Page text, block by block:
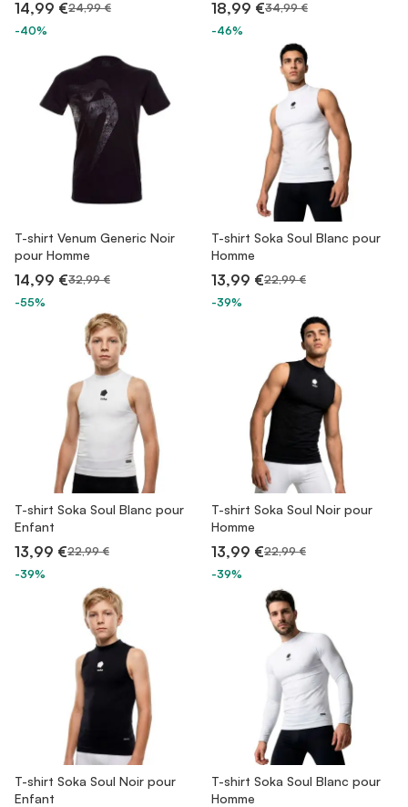
14,99 €24,99 €
-40%
18,99 €34,99 €
-46%
T-shirt Venum Generic Noir
pour Homme
14,99 €32,99 €
-55%
T-shirt Soka Soul Blanc pour
Homme
13,99 €22,99 €
-39%
T-shirt Soka Soul Blanc pour
Enfant
13,99 €22,99 €
-39%
T-shirt Soka Soul Noir pour
Homme
13,99 €22,99 €
-39%
T-shirt Soka Soul Noir pour
Enfant
T-shirt Soka Soul Blanc pour
Homme